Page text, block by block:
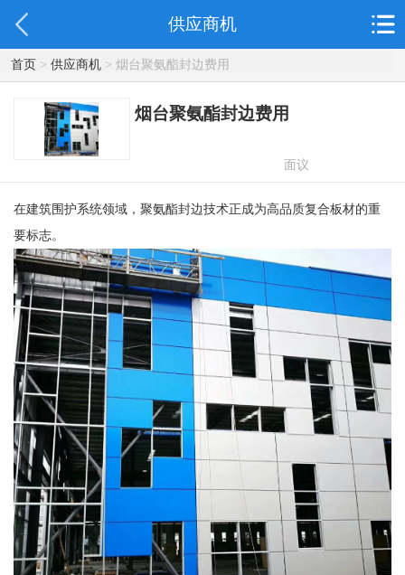
供应商机
首页> 供应商机> 烟台聚氨酯封边费用
烟台聚氨酯封边费用
面议
在建筑围护系统领域，聚氨酯封边技术正成为高品质复合板材的重
要标志。